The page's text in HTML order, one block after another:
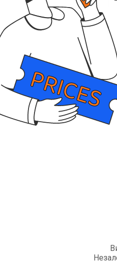
Покращуйте
всьому світі.
RCS
Відкрийте
покоління з
Voice
Єдиний
дзвінків у всьому